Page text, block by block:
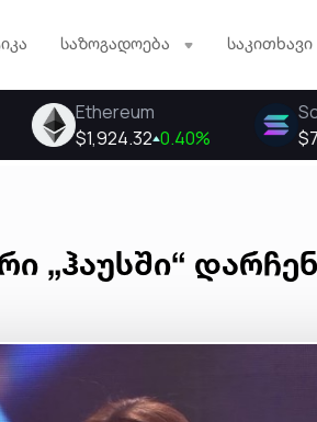
საზოგადოება საკითხავი
„ჰაუსში“